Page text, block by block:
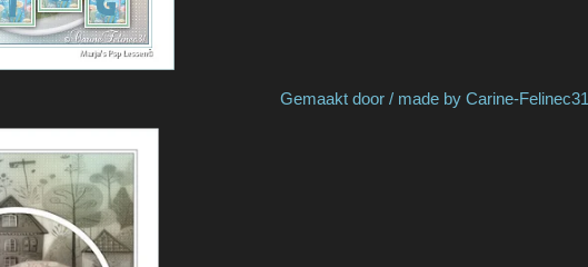
Gemaakt door / made by Carine-Felinec31